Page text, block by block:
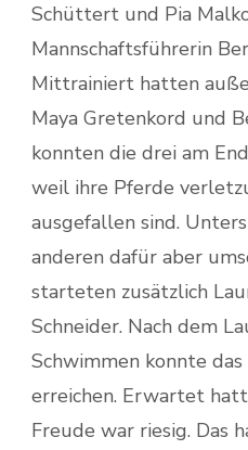
Schüttert und Pia
Mannschaftsführerin
Mittrainiert hatten
Maya Gretenkord und
konnten die drei am
weil ihre Pferde
ausgefallen sind.
anderen dafür aber
starteten zusätzlich
Schneider. Nach dem
Schwimmen konnte
erreichen. Erwartet
Freude war riesig. Das